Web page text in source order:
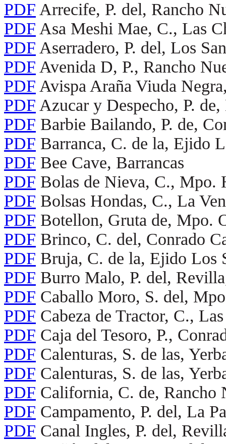
PDF Arrecife, P. del, Rancho
PDF Asa Meshi Mae, C., Las
PDF Aserradero, P. del, Los
PDF Avenida D, P., Rancho
PDF Avispa Araña Viuda
PDF Azucar y Despecho, P.
PDF Barbie Bailando, P. de,
PDF Barranca, C. de la, Ejido
PDF Bee Cave, Barrancas
PDF Bolas de Nieva, C., Mpo.
PDF Bolsas Hondas, C., La
PDF Botellon, Gruta de, Mpo.
PDF Brinco, C. del, Conrado
PDF Bruja, C. de la, Ejido Los
PDF Burro Malo, P. del,
PDF Caballo Moro, S. del,
PDF Cabeza de Tractor, C.,
PDF Caja del Tesoro, P.,
PDF Calenturas, S. de las,
PDF Calenturas, S. de las,
PDF California, C. de, Rancho
PDF Campamento, P. del, La
PDF Canal Ingles, P. del,